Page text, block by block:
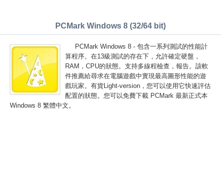
PCMark Windows 8 (32/64 bit)
PCMark Windows 8 - 包含一系列測試的性能計
算程序。在13級測試的存在下，允許確定硬盤，
RAM，CPU的狀態。支持多線程檢查，報告。該軟
件推薦給尋求在電腦遊戲中實現最高圖形性能的遊
戲玩家。有貨Light-version，您可以使用它快速評估
配置的狀態。您可以免費下載 PCMark 最新正式本
Windows 8 繁體中文。